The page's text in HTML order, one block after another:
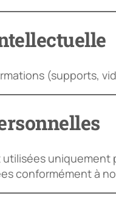
(supports,
conformément à